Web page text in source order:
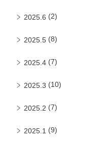
2025.6 (2)
2025.5 (8)
2025.4 (7)
2025.3 (10)
2025.2 (7)
2025.1 (9)